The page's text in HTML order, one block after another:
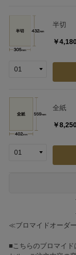
半切
￥
全紙
￥
≪ブロマイドオーダ
■こちらのブロマイ